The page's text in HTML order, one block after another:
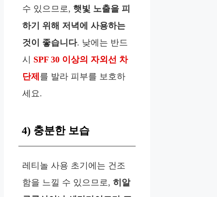
수 있으므로, 햇빛 노출을 피
하기 위해 저녁에 사용하는
것이 좋습니다. 낮에는 반드
시 SPF 30 이상의 자외선 차
단제 를 발라 피부를 보호하
세요.
4) 충분한 보습
레티놀 사용 초기에는 건조
함을 느낄 수 있으므로, 히알